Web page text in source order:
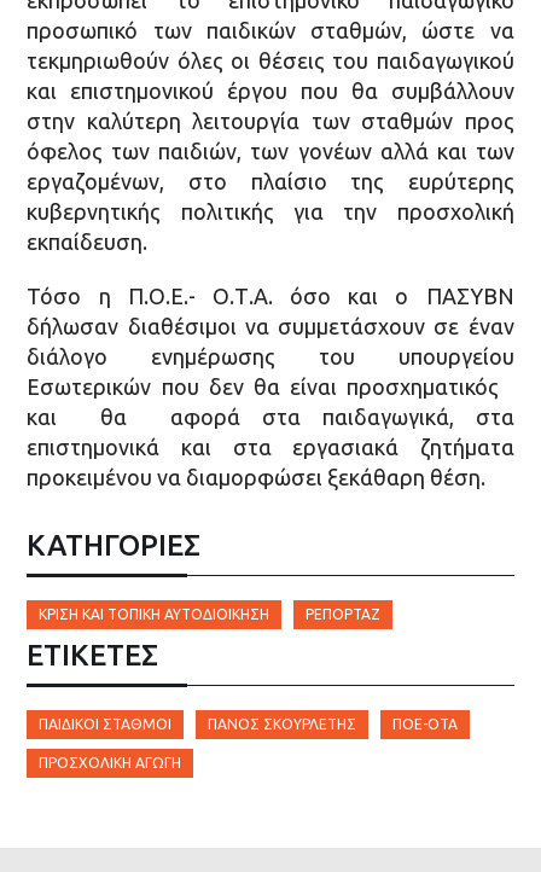
προσωπικό των παιδικών σταθμών, ώστε να
τεκμηριωθούν όλες οι θέσεις του παιδαγωγικού
και επιστημονικού έργου που θα συμβάλλουν
στην καλύτερη λειτουργία των σταθμών προς
όφελος των παιδιών, των γονέων αλλά και των
εργαζομένων, στο πλαίσιο της ευρύτερης
κυβερνητικής πολιτικής για την προσχολική
εκπαίδευση.
Τόσο η Π.Ο.Ε.- Ο.Τ.Α. όσο και ο ΠΑΣΥΒΝ
δήλωσαν διαθέσιμοι να συμμετάσχουν σε έναν
διάλογο ενημέρωσης του υπουργείου
Εσωτερικών που δεν θα είναι προσχηματικός
και θα αφορά στα παιδαγωγικά, στα
επιστημονικά και στα εργασιακά ζητήματα
προκειμένου να διαμορφώσει ξεκάθαρη θέση.
ΚΑΤΗΓΟΡΙΕΣ
ΚΡΊΣΗ ΚΑΙ ΤΟΠΙΚΉ ΑΥΤΟΔΙΟΊΚΗΣΗ ΡΕΠΟΡΤΆΖ
ΕΤΙΚΈΤΕΣ
ΠΑΙΔΙΚΟΊ ΣΤΑΘΜΟΊ ΠΆΝΟΣ ΣΚΟΥΡΛΈΤΗΣ ΠΟΕ-ΟΤΑ
ΠΡΟΣΧΟΛΙΚΉ ΑΓΩΓΉ